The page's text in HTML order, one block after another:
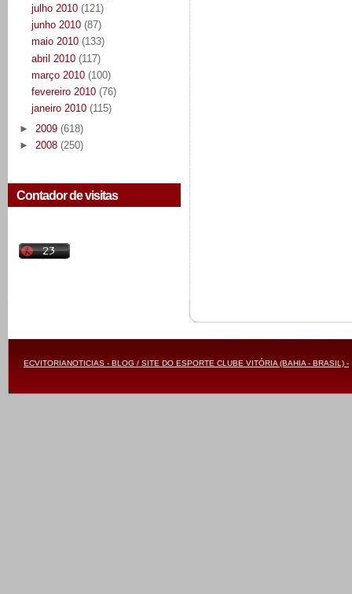
julho 2010 (121)
junho 2010 (87)
maio 2010 (133)
abril 2010 (117)
março 2010 (100)
fevereiro 2010 (76)
janeiro 2010 (115)
► 2009 (618)
► 2008 (250)
Contador de visitas
ECVITORIANOTICIAS - BLOG / SITE DO ESPORTE CLUBE VITÓRIA (BAHIA - BRASIL) -